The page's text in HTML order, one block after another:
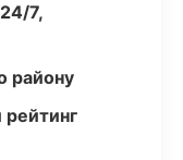
7,
району